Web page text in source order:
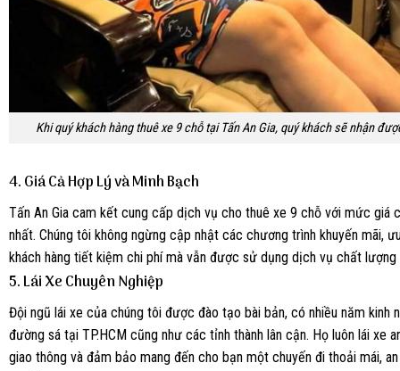
Khi quý khách hàng thuê xe 9 chỗ tại Tấn An Gia, quý khách sẽ nhận
4.Giá Cả Hợp Lý và Minh Bạch
Tấn An Gia cam kết cung cấp dịch vụ cho thuê xe 9 chỗ với mức giá
nhất. Chúng tôi không ngừng cập nhật các chương trình khuyến mãi,
khách hàng tiết kiệm chi phí mà vẫn được sử dụng dịch vụ chất lượng
5.Lái Xe Chuyên Nghiệp
Đội ngũ lái xe của chúng tôi được đào tạo bài bản, có nhiều năm kinh
đường sá tại TP.HCM cũng như các tỉnh thành lân cận. Họ luôn lái xe
giao thông và đảm bảo mang đến cho bạn một chuyến đi thoải mái,